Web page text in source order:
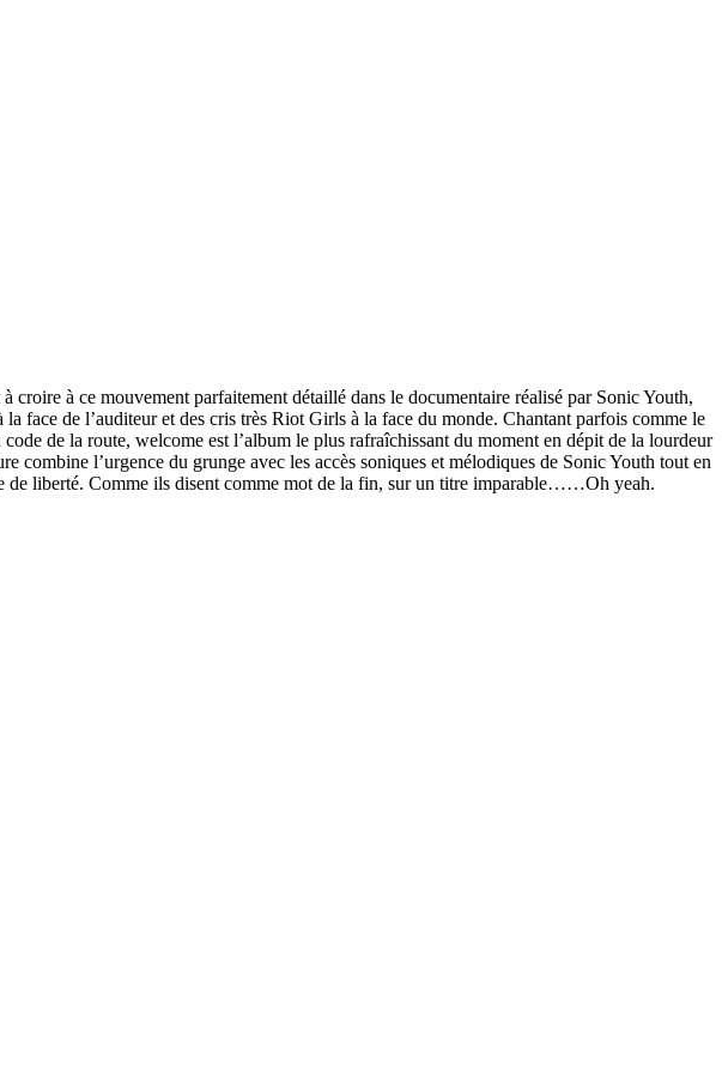
à ce mouvement parfaitement détaillé dans le documentaire réalisé par Sonic Youth,
face de l’auditeur et des cris très Riot Girls à la face du monde. Chantant parfois comme le
de la route, welcome est l’album le plus rafraîchissant du moment en dépit de la lourdeur
combine l’urgence du grunge avec les accès soniques et mélodiques de Sonic Youth tout en
de liberté. Comme ils disent comme mot de la fin, sur un titre imparable……Oh yeah.